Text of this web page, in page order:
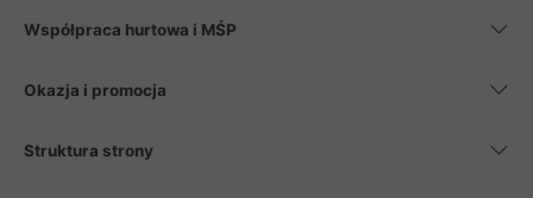
Współpraca hurtowa i MŚP
Okazja i promocja
Struktura strony